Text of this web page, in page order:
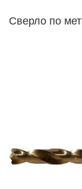
Сверло по